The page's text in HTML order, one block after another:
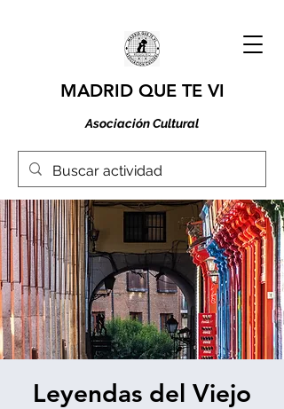
MADRID QUE TE VI
Asociación Cultural
Leyendas del Viejo